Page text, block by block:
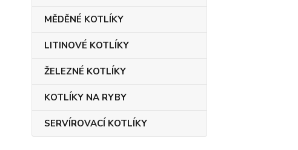
MĚDĚNÉ KOTLÍKY
LITINOVÉ KOTLÍKY
ŽELEZNÉ KOTLÍKY
KOTLÍKY NA RYBY
SERVÍROVACÍ KOTLÍKY